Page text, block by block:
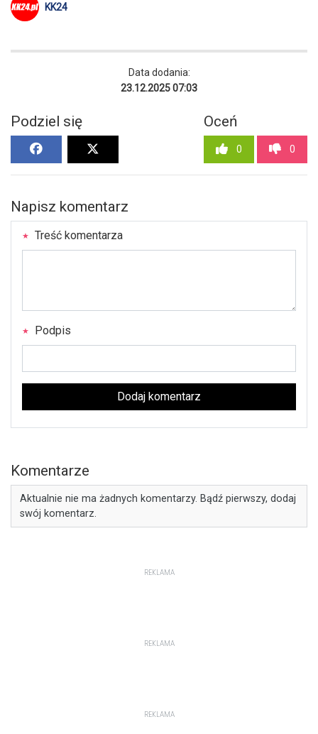
KK24
Data dodania:
23.12.2025 07:03
Podziel się Oceń
0 0
Napisz komentarz
Treść komentarza
Podpis
Dodaj komentarz
Komentarze
Aktualnie nie ma żadnych komentarzy. Bądź pierwszy, dodaj
swój komentarz.
REKLAMA
REKLAMA
REKLAMA